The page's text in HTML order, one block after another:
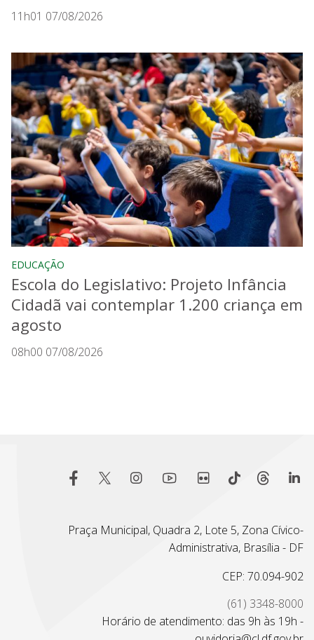
11h01 07/08/2026
EDUCAÇÃO
Escola do Legislativo: Projeto Infância
Cidadã vai contemplar 1.200 criança em
agosto
08h00 07/08/2026
Praça Municipal, Quadra 2, Lote 5, Zona Cívico-
Administrativa, Brasília - DF
CEP: 70.094-902
(61) 3348-8000
Horário de atendimento: das 9h às 19h -